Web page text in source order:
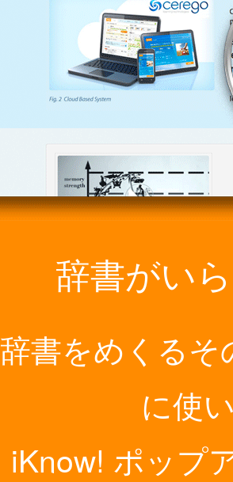
辞書がい
辞書をめくる
に使
iKnow! ポップ